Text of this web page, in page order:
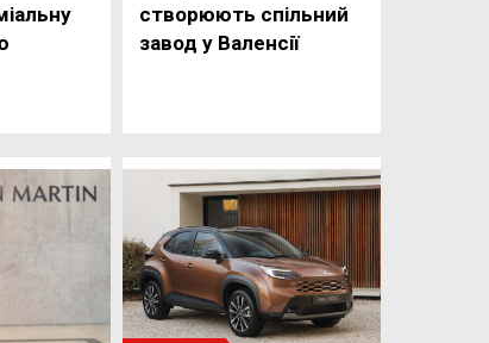
створюють спільний
завод у Валенсії